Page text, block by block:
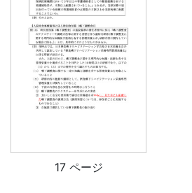
17 ページ